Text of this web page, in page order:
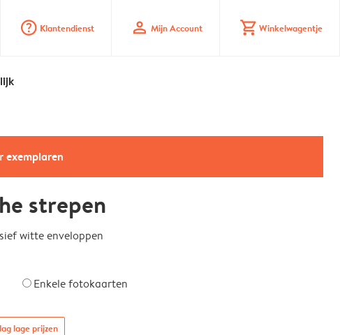
question_mark_circle Klantendienst profile Mijn Account shopping_cart Winkelwagentje
exemplaren
strepen
witte enveloppen
Enkele fotokaarten
lage prijzen